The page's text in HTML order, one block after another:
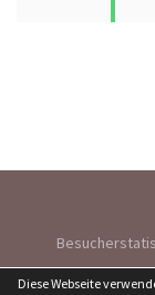
Diese Webseite